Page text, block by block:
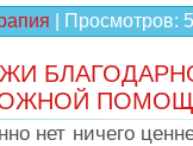
Просмотров:
нет ничего